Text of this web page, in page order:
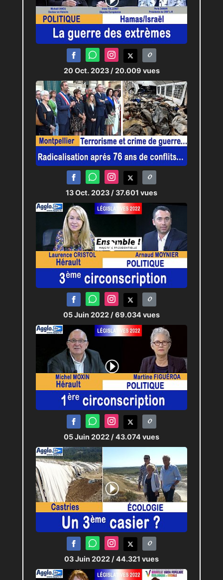
20 Oct. 2023 / 20.009 vues
13 Oct. 2023 / 37.601 vues
05 Juin 2022 / 69.034 vues
05 Juin 2022 / 43.074 vues
03 Juin 2022 / 44.321 vues